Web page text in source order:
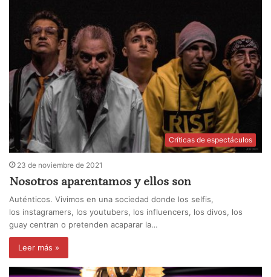
Críticas de espectáculos
23 de noviembre de 2021
Nosotros aparentamos y ellos son
Auténticos. Vivimos en una sociedad donde los selfis,
los instagramers, los youtubers, los influencers, los divos, los
guay centran o pretenden acaparar la…
Leer más »